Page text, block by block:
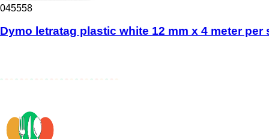
045558
Dymo letratag plastic white 12 mm x 4 meter per